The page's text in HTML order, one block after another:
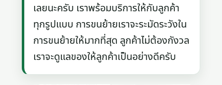
เลยนะครับ เราพร้อมบริการให้กับลูกค้า
ทุกรูปแบบ การขนย้ายเราจะระมัดระวังใน
การขนย้ายให้มากที่สุด ลูกค้าไม่ต้องกังวล
เราจะดูแลของให้ลูกค้าเป็นอย่างดีครับ